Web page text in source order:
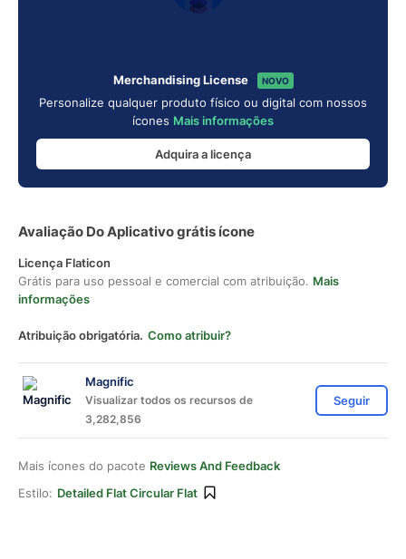
Merchandising License NOVO
Personalize qualquer produto físico ou digital com nossos
ícones Mais informações
Adquira a licença
Avaliação Do Aplicativo grátis ícone
Licença Flaticon
Grátis para uso pessoal e comercial com atribuição. Mais
informações
Atribuição obrigatória. Como atribuir?
Magnific
Visualizar todos os recursos de
3,282,856
Seguir
Mais ícones do pacote Reviews And Feedback
Estilo: Detailed Flat Circular Flat